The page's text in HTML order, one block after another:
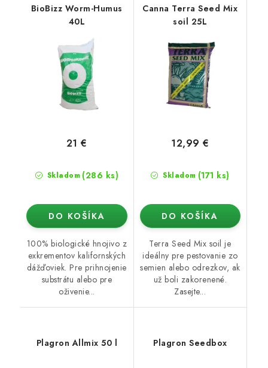
BioBizz Worm-Humus
40L
Skladom (286 ks)
21 €
DO KOŠÍKA
100% biologické hnojivo z
exkrementov kalifornských
dážďoviek. Pre prihnojenie
substrátu alebo pre
oživenie...
Canna Terra Seed Mix
soil 25L
Skladom (171 ks)
12,99 €
DO KOŠÍKA
Terra Seed Mix soil je
ideálny pre pestovanie zo
semien alebo odrezkov, ak
už boli zakorenené.
Zasejte...
Plagron Allmix 50 l Plagron Seedbox